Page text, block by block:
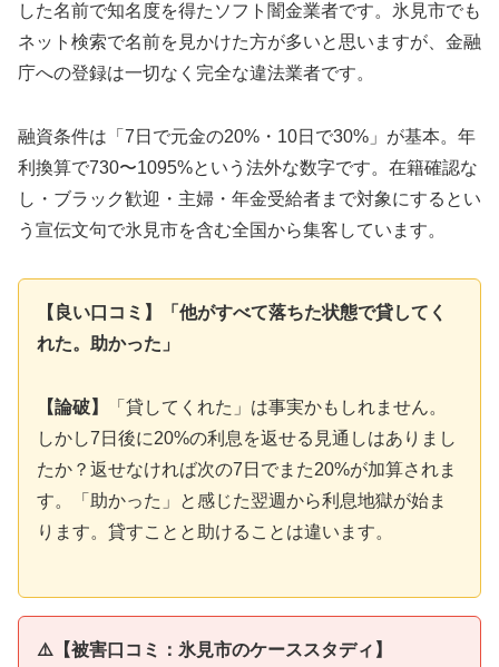
した名前で知名度を得たソフト闇金業者です。氷見市でも
ネット検索で名前を見かけた方が多いと思いますが、金融
庁への登録は一切なく完全な違法業者です。
融資条件は「7日で元金の20%・10日で30%」が基本。年
利換算で730〜1095%という法外な数字です。在籍確認な
し・ブラック歓迎・主婦・年金受給者まで対象にするとい
う宣伝文句で氷見市を含む全国から集客しています。
【良い口コミ】「他がすべて落ちた状態で貸してく
れた。助かった」
【論破】
「貸してくれた」は事実かもしれません。
しかし7日後に20%の利息を返せる見通しはありまし
たか？返せなければ次の7日でまた20%が加算されま
す。「助かった」と感じた翌週から利息地獄が始ま
ります。貸すことと助けることは違います。
⚠️【被害口コミ：氷見市のケーススタディ】